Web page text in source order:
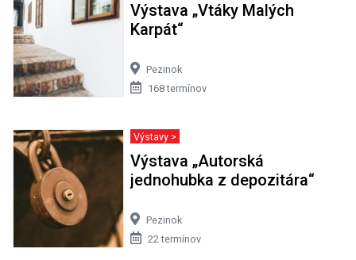
Výstava „Vtáky Malých
Karpát“
Pezinok
168 termínov
Výstavy >
Výstava „Autorská
jednohubka z depozitára“
Pezinok
22 termínov